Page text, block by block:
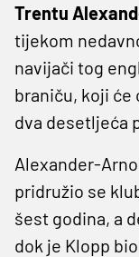
Trentu
tijekom
navijači tog
braniču, koji će
dva desetljeća
Alexander-
pridružio se
šest godina, a
dok je Klopp